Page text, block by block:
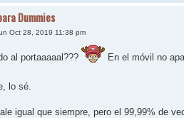
Dummies
Oct 28, 2019 11:38 pm
al portaaaaal???
En el móvil no
lo sé.
igual que siempre, pero el 99,99% de